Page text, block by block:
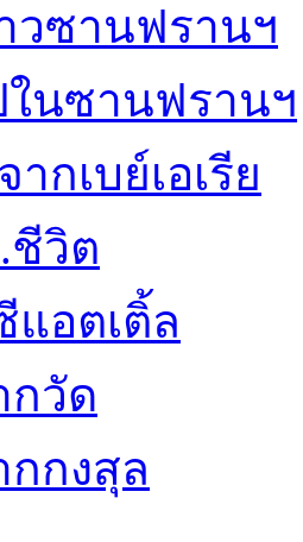
วซานฟรานฯ
ในซานฟรานฯ
กเบย์เอเรีย
ชีวิต
แอตเติ้ล
กวัด
กงสุล